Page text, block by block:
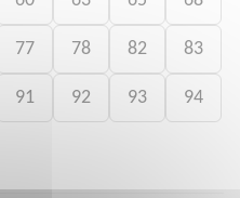
77 78 82 83
91 92 93 94